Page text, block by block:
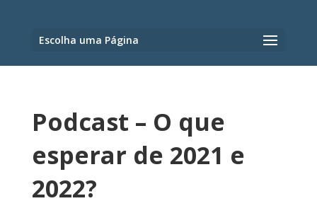
Escolha uma Página
Podcast – O que
esperar de 2021 e
2022?